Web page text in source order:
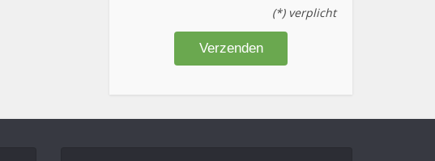
(*) verplicht